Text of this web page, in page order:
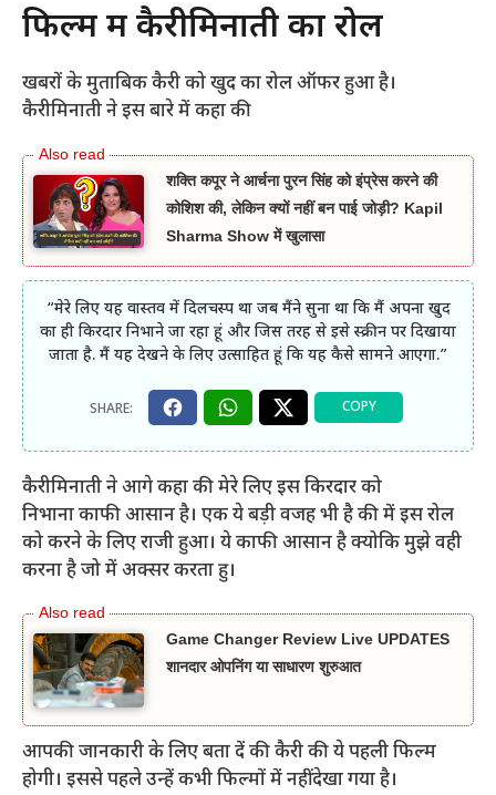
फिल्म में कैरीमिनाती का रोल
खबरों के मुताबिक कैरी को खुद का रोल ऑफर हुआ है।
कैरीमिनाती ने इस बारे में कहा की
शक्ति कपूर ने आर्चना पुरन सिंह को इंप्रेस करने की
कोशिश की, लेकिन क्यों नहीं बन पाई जोड़ी? Kapil
Sharma Show में खुलासा
“मेरे लिए यह वास्तव में दिलचस्प था जब मैंने सुना था कि मैं अपना खुद
का ही किरदार निभाने जा रहा हूं और जिस तरह से इसे स्क्रीन पर दिखाया
जाता है. मैं यह देखने के लिए उत्साहित हूं कि यह कैसे सामने आएगा.”
कैरीमिनाती ने आगे कहा की मेरे लिए इस किरदार को
निभाना काफी आसान है। एक ये बड़ी वजह भी है की में इस रोल
को करने के लिए राजी हुआ। ये काफी आसान है क्योकि मुझे वही
करना है जो में अक्सर करता हु।
Game Changer Review Live UPDATES
शानदार ओपनिंग या साधारण शुरुआत
आपकी जानकारी के लिए बता दें की कैरी की ये पहली फिल्म
होगी। इससे पहले उन्हें कभी फिल्मों में नहीं देखा गया है।